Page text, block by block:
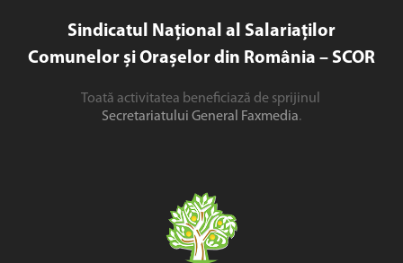
Sindicatul Național al Salariaților
Comunelor și Orașelor din România – SCOR
Toată activitatea beneficiază de sprijinul
Secretariatului General Faxmedia.